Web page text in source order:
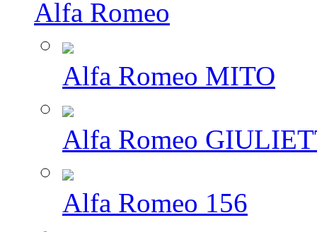
Alfa Romeo
Alfa Romeo MITO
Alfa Romeo
Alfa Romeo 156